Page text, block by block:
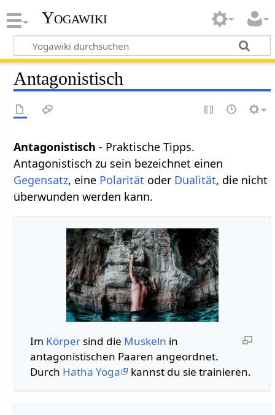
Yogawiki
Antagonistisch
Antagonistisch- Praktische Tipps.
Antagonistisch zu sein bezeichnet einen
Gegensatz, eine Polarität oder Dualität, die nicht
überwunden werden kann.
Im Körpersind die Muskeln in
antagonistischen Paaren angeordnet.
Durch Hatha Yoga kannst du sie trainieren.